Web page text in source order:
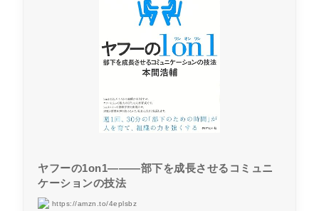
ヤフーの1on1―――部下を成長させるコミュニ
ケーションの技法
https://amzn.to/4eplsbz